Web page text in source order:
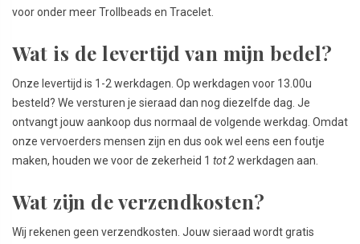
voor onder meer Trollbeads en Tracelet.
Wat is de levertijd van mijn bedel?
Onze levertijd is 1-2 werkdagen. Op werkdagen voor 13.00u
besteld? We versturen je sieraad dan nog diezelfde dag. Je
ontvangt jouw aankoop dus normaal de volgende werkdag. Omdat
onze vervoerders mensen zijn en dus ook wel eens een foutje
maken, houden we voor de zekerheid 1 tot 2werkdagen aan.
Wat zijn de verzendkosten?
Wij rekenen geen verzendkosten. Jouw sieraad wordt gratis